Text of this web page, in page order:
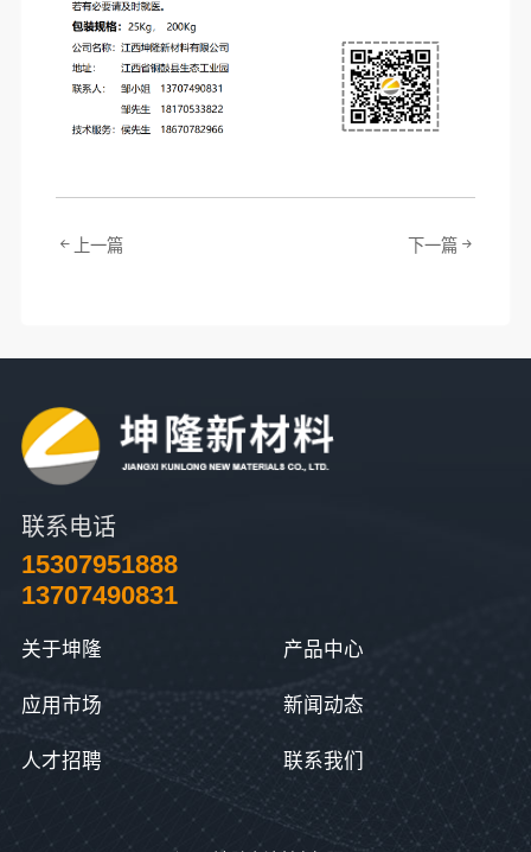
上一篇 下一篇
联系电话
15307951888
13707490831
关于坤隆 产品中心
应用市场 新闻动态
人才招聘 联系我们